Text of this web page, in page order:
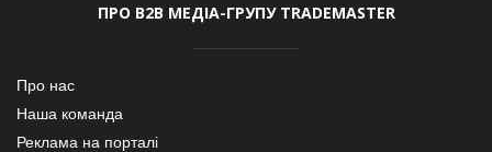
ПРО В2В МЕДІА-ГРУПУ TRADEMASTER
Про нас
Наша команда
Реклама на порталі